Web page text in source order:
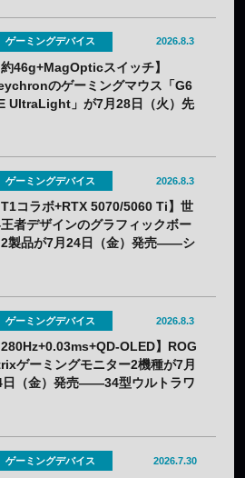
ゲーミングデバイス 2026.8.3
約46g+MagOpticスイッチ】
のゲーミングマウス「G6
UltraLight」が7月28日（火）先
ゲーミングデバイス 2026.8.3
T1コラボ+RTX 5070/5060 Ti】世
者デザインのグラフィックボー
2製品が7月24日（金）発売——シ
ゲーミングデバイス 2026.8.3
280Hz+0.03ms+QD-OLED】ROG
ゲーミングモニター2機種が7月
日（金）発売——34型ウルトラワ
ゲーミングデバイス 2026.7.30